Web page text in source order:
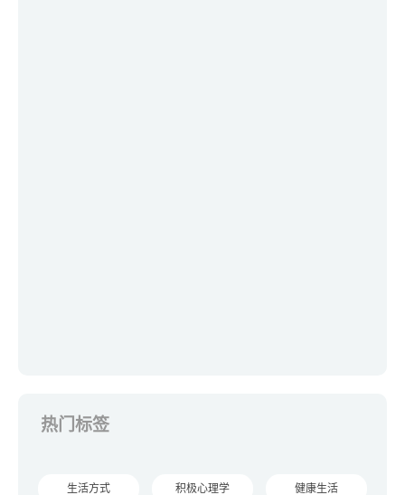
热门标签
生活方式 积极心理学 健康生活